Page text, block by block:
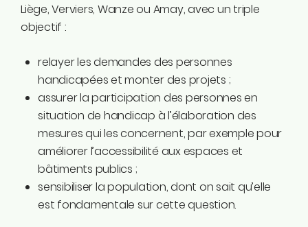
Liège, Verviers, Wanze ou Amay, avec un triple
objectif :
relayer les demandes des personnes
handicapées et monter des projets ;
assurer la participation des personnes en
situation de handicap à l’élaboration des
mesures qui les concernent, par exemple pour
améliorer l’accessibilité aux espaces et
bâtiments publics ;
sensibiliser la population, dont on sait qu’elle
est fondamentale sur cette question.